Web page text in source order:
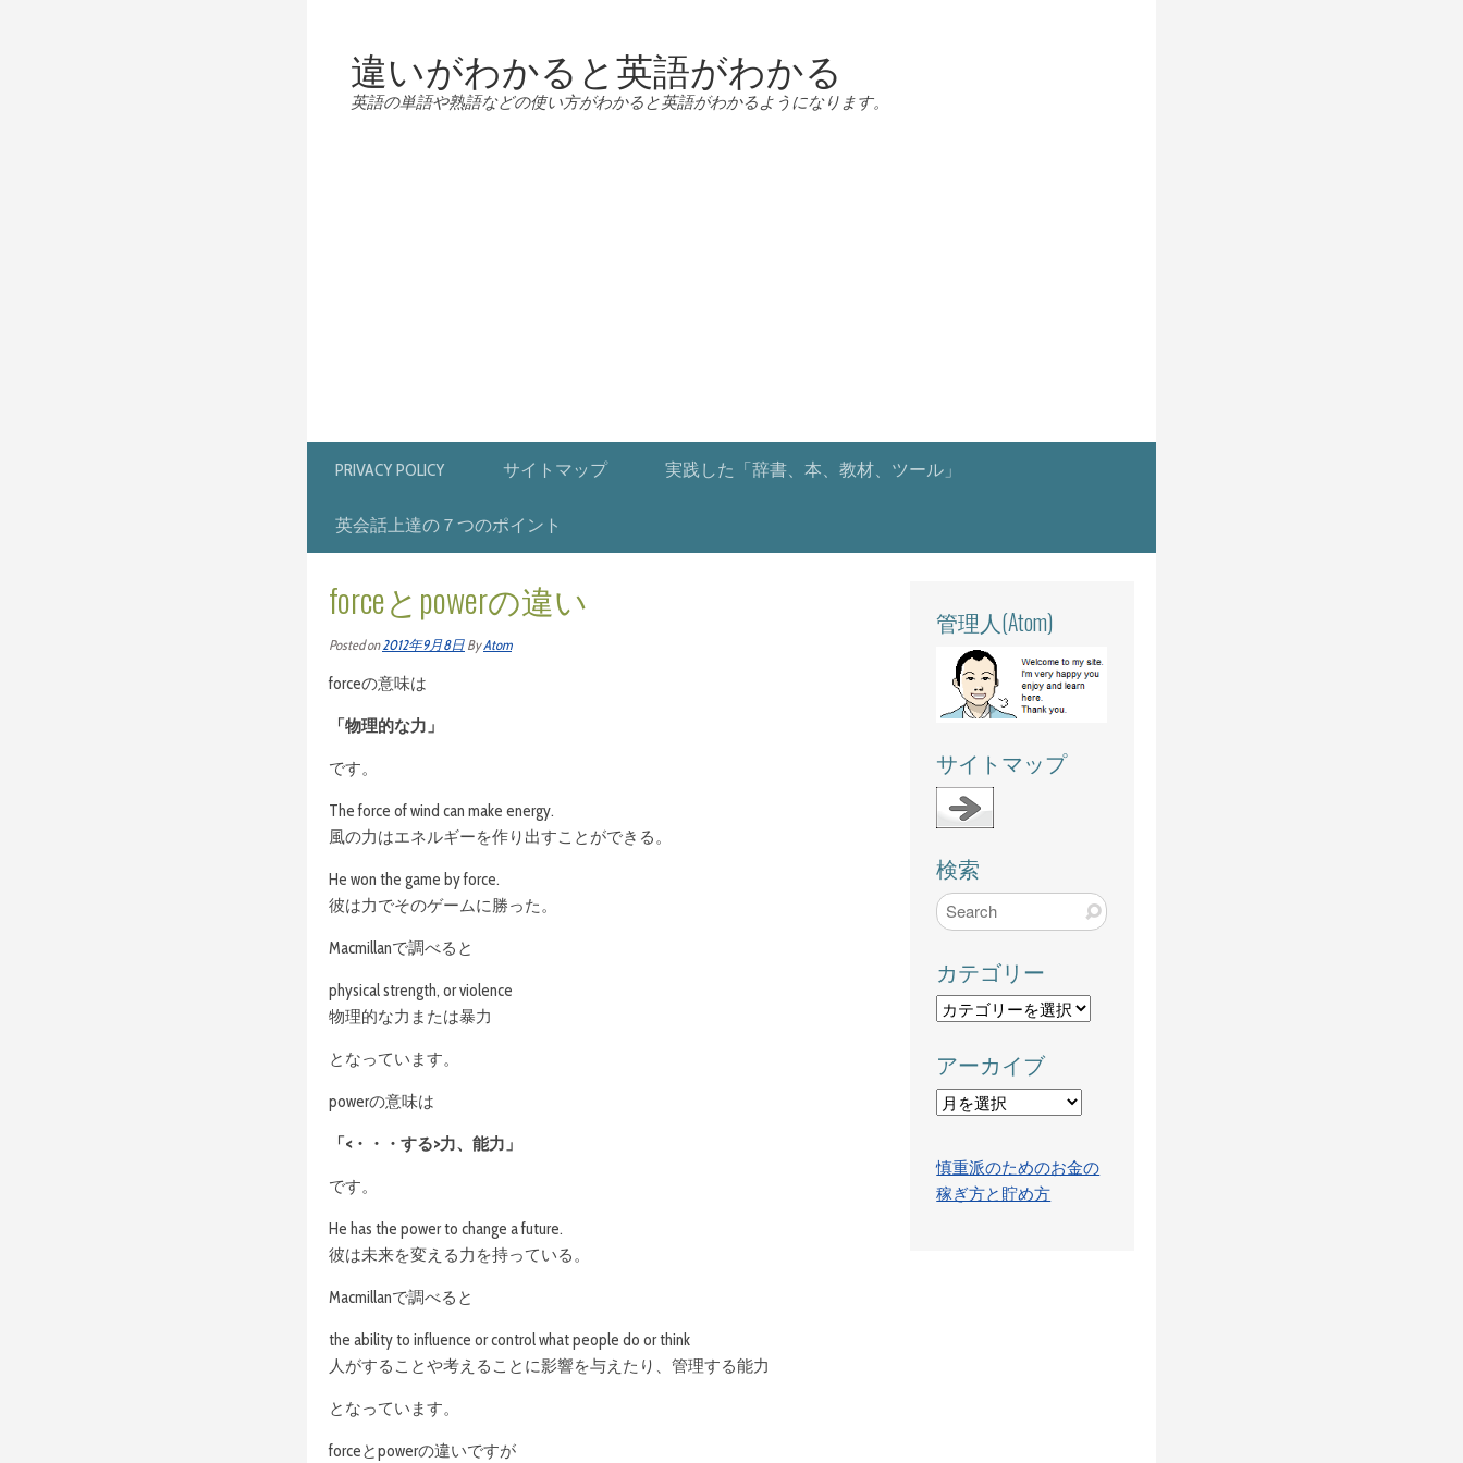
違いがわかると英語がわかる
英語の単語や熟語などの使い方がわかると英語がわかるようになります。
PRIVACY POLICY サイトマップ 実践した「辞書、本、教材、ツール」
英会話上達の７つのポイント
forceとpowerの違い
Posted on2012年9月8日 ByAtom
forceの意味は
「物理的な力」
です。
The force of wind can make energy.
風の力はエネルギーを作り出すことができる。
He won the game by force.
彼は力でそのゲームに勝った。
Macmillanで調べると
physical strength, or violence
物理的な力または暴力
となっています。
powerの意味は
「<・・・する>力、能力」
です。
He has the power to change a future.
彼は未来を変える力を持っている。
Macmillanで調べると
the ability to influence or control what people do or think
人がすることや考えることに影響を与えたり、管理する能力
となっています。
forceとpowerの違いですが
管理人(Atom)
サイトマップ
検索
カテゴリー
カ
ゴ
リ
ー
アーカイブ
ア
イ
ブ
慎重派のためのお金の
稼ぎ方と貯め方